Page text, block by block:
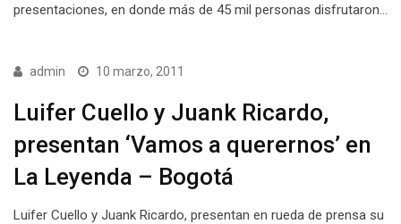
presentaciones, en donde más de 45 mil personas disfrutaron…
admin 10 marzo, 2011
Luifer Cuello y Juank Ricardo,
presentan ‘Vamos a querernos’ en
La Leyenda – Bogotá
Luifer Cuello y Juank Ricardo, presentan en rueda de prensa su